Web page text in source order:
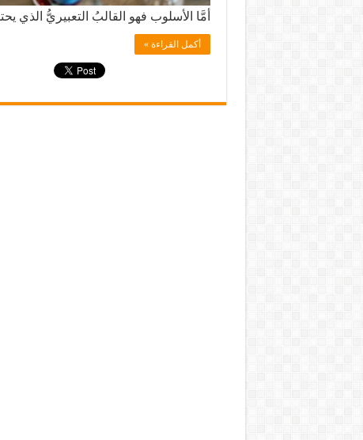
أمَّا الأسلوب فهو القالبُ التعبيريُّ الذي
أكمل القراءة »